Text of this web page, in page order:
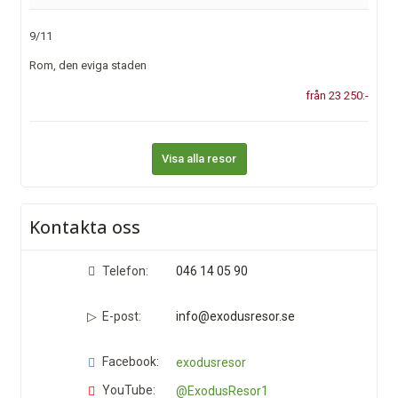
9/11
Rom, den eviga staden
från 23 250:-
Visa alla resor
Kontakta oss
Telefon: 046 14 05 90
E-post: info@exodusresor.se
Facebook:
exodusresor
YouTube:
@ExodusResor1